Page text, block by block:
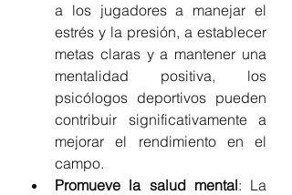
a los jugadores a manejar el
estrés y la presión, a establecer
metas claras y a mantener una
mentalidad positiva, los
psicólogos deportivos pueden
contribuir significativamente a
mejorar el rendimiento en el
campo.
Promueve la salud mental: La